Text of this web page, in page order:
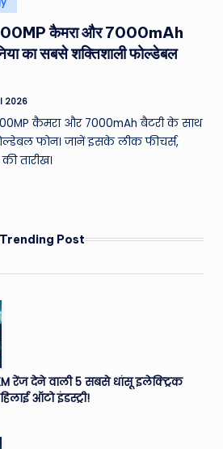
कैमरा और 7000mAh
का सबसे शक्तिशाली फोल्डेबल
2026
कैमरा और 7000mAh बैटरी के साथ
फोन। जानें इसके लीक फीचर्स,
तारीख।
Trending Post
रेंज देने वाली 5 सबसे धांसू इलेक्ट्रिक
ऑटो इंडस्ट्री!